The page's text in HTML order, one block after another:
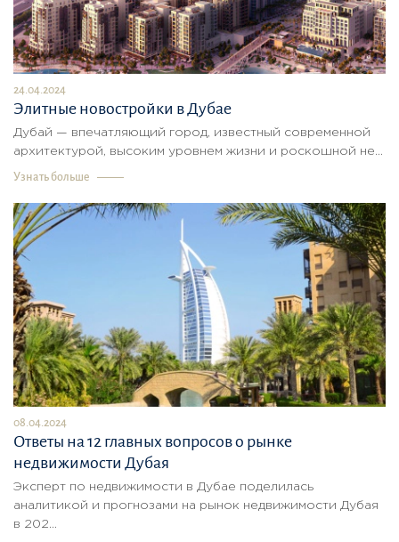
24.04.2024
Элитные новостройки в Дубае
Дубай — впечатляющий город, известный современной
архитектурой, высоким уровнем жизни и роскошной не...
Узнать больше
08.04.2024
Ответы на 12 главных вопросов о рынке
недвижимости Дубая
Эксперт по недвижимости в Дубае поделилась
аналитикой и прогнозами на рынок недвижимости Дубая
в 202...